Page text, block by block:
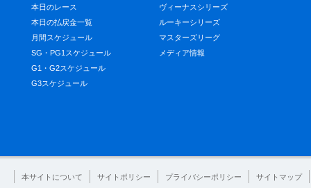
本日のレース
本日の払戻金一覧
月間スケジュール
SG・PG1スケジュール
G1・G2スケジュール
G3スケジュール
ヴィーナスシリーズ
ルーキーシリーズ
マスターズリーグ
メディア情報
本サイトについて サイトポリシー プライバシーポリシー サイトマップ